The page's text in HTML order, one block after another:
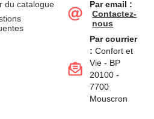
du catalogue
Par email :
Contactez-
nous
Par courrier
: Confort et
Vie - BP
20100 -
7700
Mouscron